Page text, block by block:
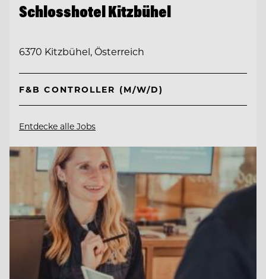
Schlosshotel Kitzbühel
6370 Kitzbühel, Österreich
F&B CONTROLLER (M/W/D)
Entdecke alle Jobs